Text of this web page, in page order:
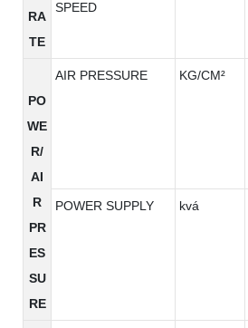
RA
TE
SPEED
PO
WE
R/
AI
R
PR
ES
SU
RE
AIR PRESSURE KG/CM²
POWER SUPPLY kvá